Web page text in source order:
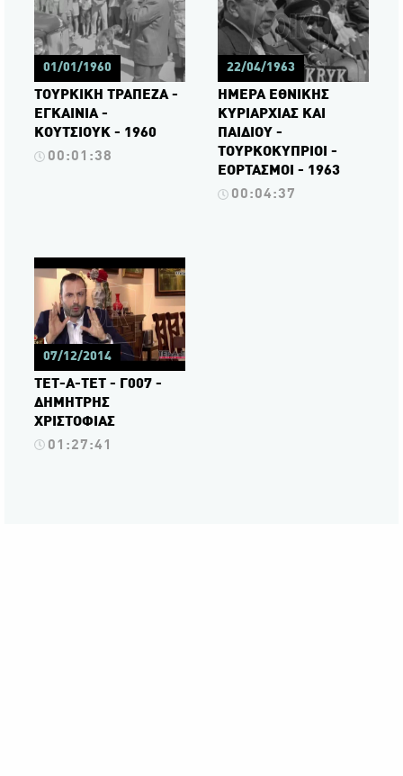
01/01/1960
ΤΟΥΡΚΙΚΗ ΤΡΑΠΕΖΑ -
ΕΓΚΑΙΝΙΑ -
ΚΟΥΤΣΙΟΥΚ - 1960
00:01:38
22/04/1963
ΗΜΕΡΑ ΕΘΝΙΚΗΣ
ΚΥΡΙΑΡΧΙΑΣ ΚΑΙ
ΠΑΙΔΙΟΥ -
ΤΟΥΡΚΟΚΥΠΡΙΟΙ -
ΕΟΡΤΑΣΜΟΙ - 1963
00:04:37
07/12/2014
ΤΕΤ-Α-ΤΕΤ - Γ007 -
ΔΗΜΗΤΡΗΣ
ΧΡΙΣΤΟΦΙΑΣ
01:27:41